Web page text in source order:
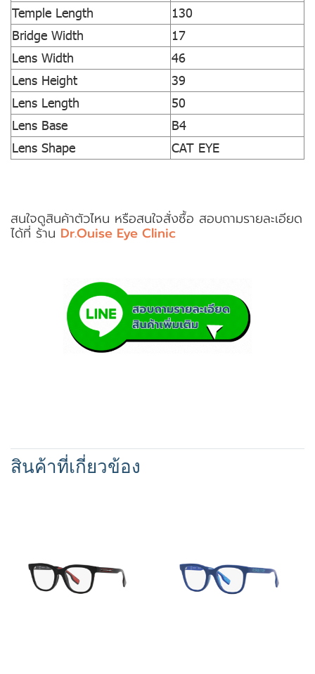
Temple Length
130
Bridge Width
17
Lens Width
46
Lens Height
39
Lens Length
50
Lens Base
B4
Lens Shape
CAT EYE
สนใจดูสินค้าตัวไหน หรือสนใจสั่งซื้อ สอบถามรายละเอียด
ได้ที่ ร้าน Dr.Ouise Eye Clinic
สินค้าที่เกี่ยวข้อง